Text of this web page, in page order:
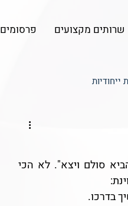
שרותים מקצועים פרסומים
ייחודיות
בדרכו.